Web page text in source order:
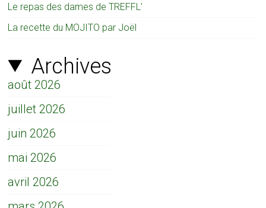
Le repas des dames de TREFFL’
La recette du MOJITO par Joël
Archives
août 2026
juillet 2026
juin 2026
mai 2026
avril 2026